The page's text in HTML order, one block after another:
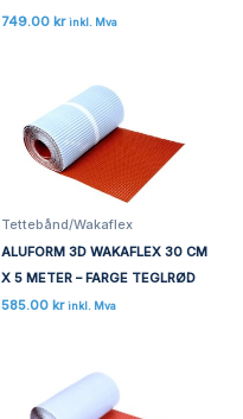
749.00 kr inkl. Mva
Tettebånd/Wakaflex
ALUFORM 3D WAKAFLEX 30 CM
X 5 METER – FARGE TEGLRØD
585.00 kr inkl. Mva